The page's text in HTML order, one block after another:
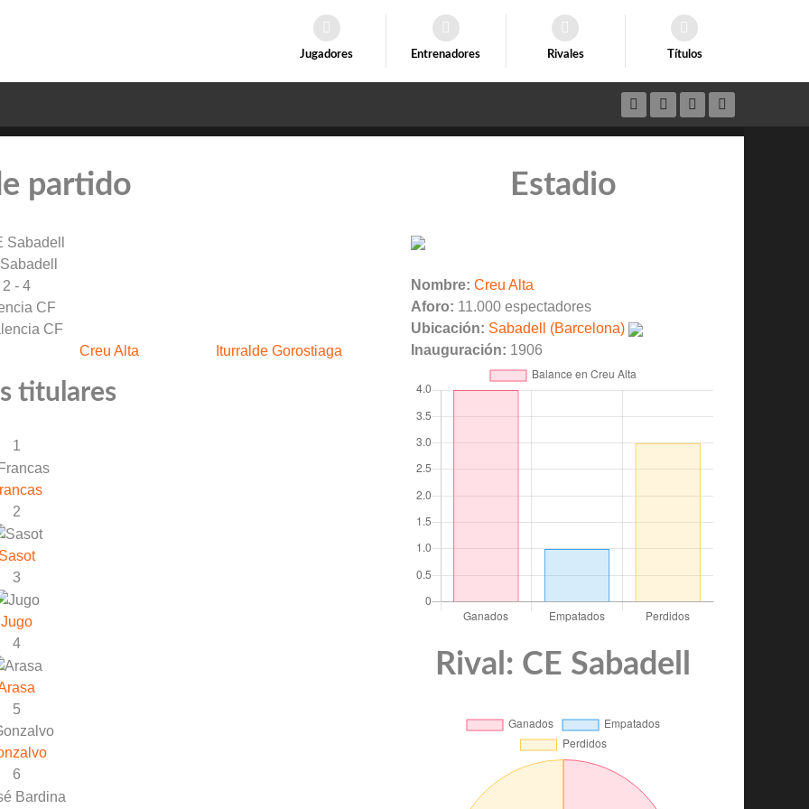
Jugadores Entrenadores Rivales Títulos
partido
2 - 4
CF
Creu Alta Iturralde Gorostiaga
titulares
1
2
3
Jugo
4
5
6
Estadio
Nombre: Creu Alta
Aforo: 11.000 espectadores
Ubicación: Sabadell (Barcelona)
Inauguración: 1906
Rival: CE Sabadell